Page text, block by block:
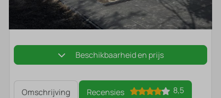
Beschikbaarheid en prijs
Omschrijving Recensies 8,5